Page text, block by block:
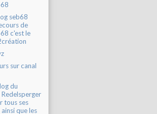
seb68
de
c'est le
sur canal
du
tous ses
que les